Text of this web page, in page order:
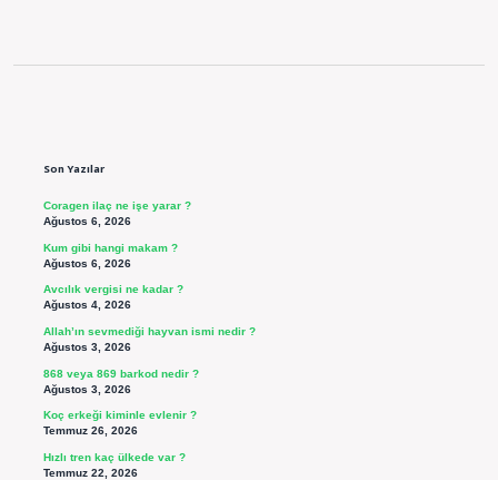
Son Yazılar
Coragen ilaç ne işe yarar ?
Ağustos 6, 2026
Kum gibi hangi makam ?
Ağustos 6, 2026
Avcılık vergisi ne kadar ?
Ağustos 4, 2026
Allah’ın sevmediği hayvan ismi nedir ?
Ağustos 3, 2026
868 veya 869 barkod nedir ?
Ağustos 3, 2026
Koç erkeği kiminle evlenir ?
Temmuz 26, 2026
Hızlı tren kaç ülkede var ?
Temmuz 22, 2026